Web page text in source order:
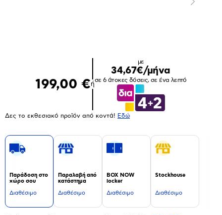
Επόμενο
199,00 €ή
με
34,67€/μήνα
σε 6 άτοκες δόσεις, σε ένα λεπτό
Δες το εκθεσιακό προϊόν από κοντά! Eδώ
Παράδοση στο
χώρο σου
Διαθέσιμο
Παραλαβή από
κατάστημα
Διαθέσιμο
BOX NOW
locker
Διαθέσιμο
Stockhouse
Διαθέσιμο